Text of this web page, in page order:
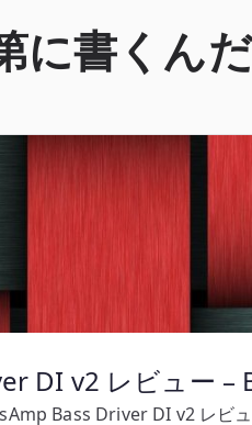
に書くんだ
DI v2 レビュー
Bass Driver DI v2 レビ